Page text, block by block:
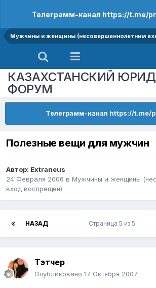
Телеграмм-канал https://t.me/
Мужчины и женщины (несовершеннолетним
КАЗАХСТАНСКИЙ
ФОРУМ
Телеграмм-канал https://t.me/
Полезные вещи для мужчин
Автор: Extraneus
24 Февраля 2006 в Мужчины и женщины
вход воспрещен)
НАЗАД Страница 5 из 5
Тэтчер
Опубликовано 17 Октября 2007